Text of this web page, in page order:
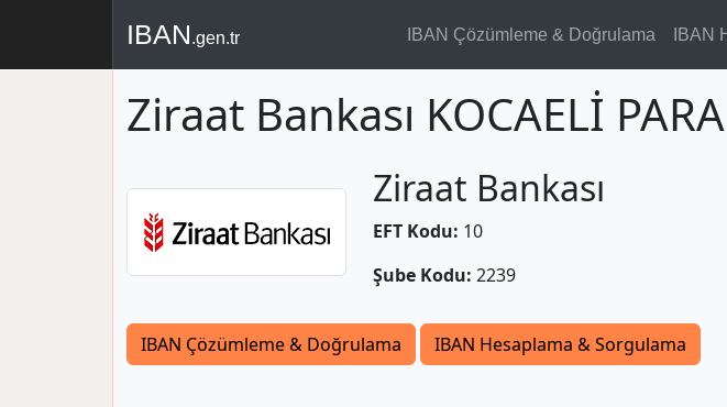
IBAN.gen.tr IBAN Çözümleme & Doğrulama IBAN
Ziraat Bankası KOCAELİ
Ziraat Bankası
EFT Kodu: 10
Şube Kodu: 2239
IBAN Çözümleme & Doğrulama IBAN Hesaplama & Sorgulama